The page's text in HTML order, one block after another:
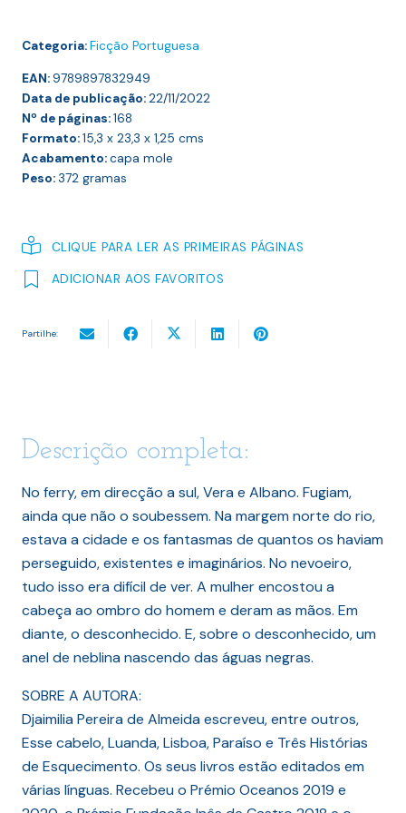
Categoria:Ficção Portuguesa
EAN:9789897832949
Data de publicação:22/11/2022
Nº de páginas:168
Formato:15,3 x 23,3 x 1,25 cms
Acabamento:capa mole
Peso:372 gramas
CLIQUE PARA LER AS PRIMEIRAS PÁGINAS
ADICIONAR AOS FAVORITOS
Partilhe:
Descrição completa:
No ferry, em direcção a sul, Vera e Albano. Fugiam,
ainda que não o soubessem. Na margem norte do rio,
estava a cidade e os fantasmas de quantos os haviam
perseguido, existentes e imaginários. No nevoeiro,
tudo isso era difícil de ver. A mulher encostou a
cabeça ao ombro do homem e deram as mãos. Em
diante, o desconhecido. E, sobre o desconhecido, um
anel de neblina nascendo das águas negras.
SOBRE A AUTORA:
Djaimilia Pereira de Almeida escreveu, entre outros,
Esse cabelo, Luanda, Lisboa, Paraíso e Três Histórias
de Esquecimento. Os seus livros estão editados em
várias línguas. Recebeu o Prémio Oceanos 2019 e